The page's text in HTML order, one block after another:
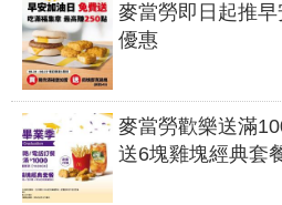
麥當勞即日起推
優惠
麥當勞歡樂送滿
送6塊雞塊經典套